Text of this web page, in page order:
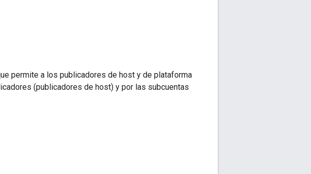
permite a los publicadores de host y de plataforma
(publicadores de host) y por las subcuentas